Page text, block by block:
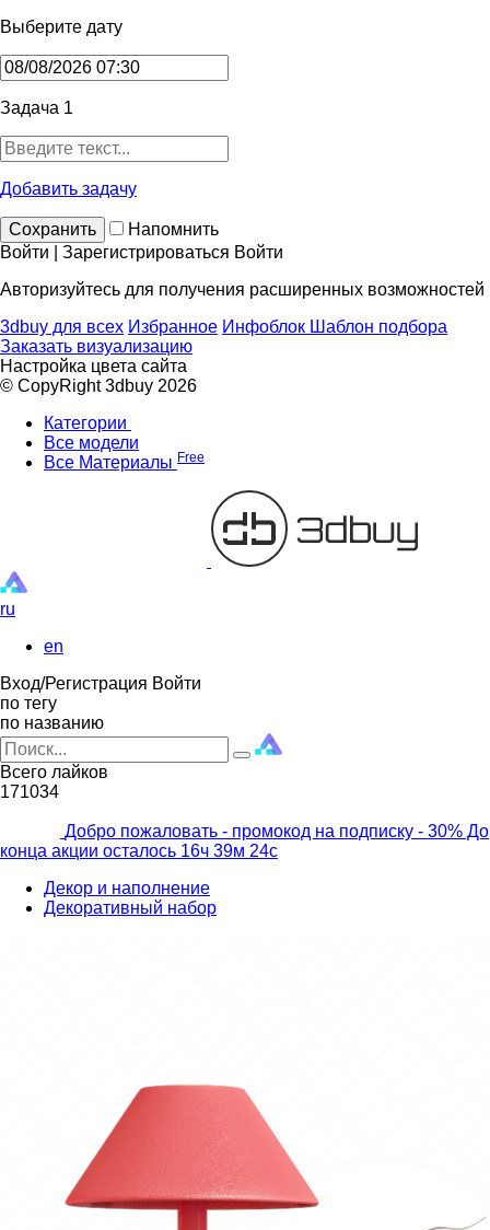
Выберите дату
Задача 1
Добавить задачу
Сохранить
Напомнить
Войти | Зарегистрироваться Войти
Авторизуйтесь для получения расширенных возможностей
3dbuy для всех Избранное Инфоблок Шаблон подбора
Заказать визуализацию
Настройка цвета сайта
© CopyRight 3dbuy 2026
Категории
Все модели
Все Материалы Free
ru
en
Вход/Регистрация Войти
по тегу
по названию
Всего лайков
171034
Добро пожаловать - промокод на подписку - 30% До
конца акции осталось 16ч 39м 22с
Декор и наполнение
Декоративный набор